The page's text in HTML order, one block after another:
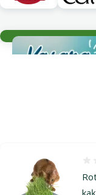
Produkti kategorijā